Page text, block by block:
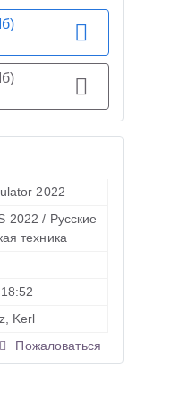
2022
2022 / Русские
техника
Kerl
Пожаловаться